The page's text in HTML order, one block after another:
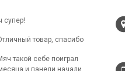
супер!
товар, спасибо
такой себе поиграл
и панели начали